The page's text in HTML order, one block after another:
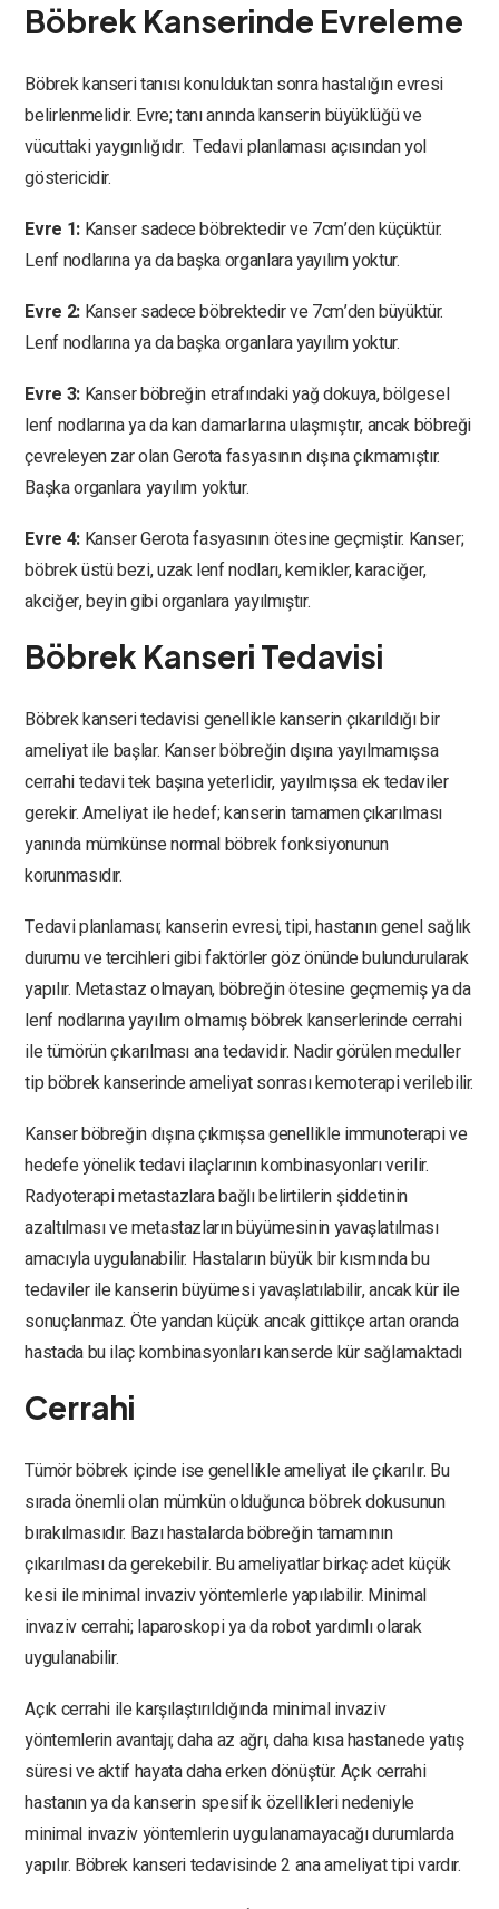
Böbrek Kanserinde Evreleme
Böbrek kanseri tanısı konulduktan sonra hastalığın evresi
belirlenmelidir. Evre; tanı anında kanserin büyüklüğü ve
vücuttaki yaygınlığıdır. Tedavi planlaması açısından yol
göstericidir.
Evre 1: Kanser sadece böbrektedir ve 7cm’den küçüktür.
Lenf nodlarına ya da başka organlara yayılım yoktur.
Evre 2: Kanser sadece böbrektedir ve 7cm’den büyüktür.
Lenf nodlarına ya da başka organlara yayılım yoktur.
Evre 3: Kanser böbreğin etrafındaki yağ dokuya, bölgesel
lenf nodlarına ya da kan damarlarına ulaşmıştır, ancak böbreği
çevreleyen zar olan Gerota fasyasının dışına çıkmamıştır.
Başka organlara yayılım yoktur.
Evre 4: Kanser Gerota fasyasının ötesine geçmiştir. Kanser;
böbrek üstü bezi, uzak lenf nodları, kemikler, karaciğer,
akciğer, beyin gibi organlara yayılmıştır.
Böbrek Kanseri Tedavisi
Böbrek kanseri tedavisi genellikle kanserin çıkarıldığı bir
ameliyat ile başlar. Kanser böbreğin dışına yayılmamışsa
cerrahi tedavi tek başına yeterlidir, yayılmışsa ek tedaviler
gerekir. Ameliyat ile hedef; kanserin tamamen çıkarılması
yanında mümkünse normal böbrek fonksiyonunun
korunmasıdır.
Tedavi planlaması; kanserin evresi, tipi, hastanın genel sağlık
durumu ve tercihleri gibi faktörler göz önünde bulundurularak
yapılır. Metastaz olmayan, böbreğin ötesine geçmemiş ya da
lenf nodlarına yayılım olmamış böbrek kanserlerinde cerrahi
ile tümörün çıkarılması ana tedavidir. Nadir görülen meduller
tip böbrek kanserinde ameliyat sonrası kemoterapi verilebilir.
Kanser böbreğin dışına çıkmışsa genellikle immunoterapi ve
hedefe yönelik tedavi ilaçlarının kombinasyonları verilir.
Radyoterapi metastazlara bağlı belirtilerin şiddetinin
azaltılması ve metastazların büyümesinin yavaşlatılması
amacıyla uygulanabilir. Hastaların büyük bir kısmında bu
tedaviler ile kanserin büyümesi yavaşlatılabilir, ancak kür ile
sonuçlanmaz. Öte yandan küçük ancak gittikçe artan oranda
hastada bu ilaç kombinasyonları kanserde kür sağlamaktadı
Cerrahi
Tümör böbrek içinde ise genellikle ameliyat ile çıkarılır. Bu
sırada önemli olan mümkün olduğunca böbrek dokusunun
bırakılmasıdır. Bazı hastalarda böbreğin tamamının
çıkarılması da gerekebilir. Bu ameliyatlar birkaç adet küçük
kesi ile minimal invaziv yöntemlerle yapılabilir. Minimal
invaziv cerrahi; laparoskopi ya da robot yardımlı olarak
uygulanabilir.
Açık cerrahi ile karşılaştırıldığında minimal invaziv
yöntemlerin avantajı; daha az ağrı, daha kısa hastanede yatış
süresi ve aktif hayata daha erken dönüştür. Açık cerrahi
hastanın ya da kanserin spesifik özellikleri nedeniyle
minimal invaziv yöntemlerin uygulanamayacağı durumlarda
yapılır. Böbrek kanseri tedavisinde 2 ana ameliyat tipi vardır.